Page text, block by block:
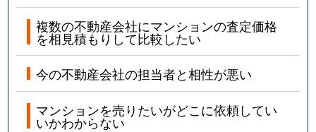
複数の不動産会社にマンションの査定価格
を相見積もりして比較したい
今の不動産会社の担当者と相性が悪い
マンションを売りたいがどこに依頼してい
いかわからない